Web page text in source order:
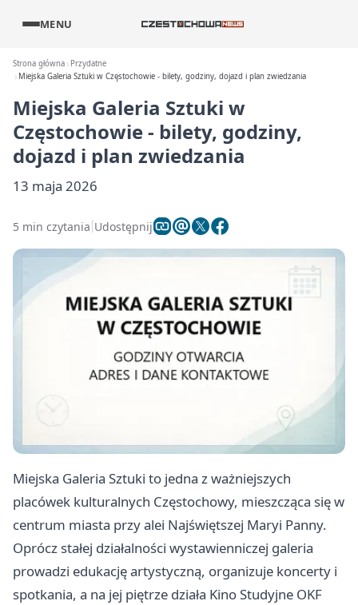
MENU
Strona główna
Przydatne
Miejska Galeria Sztuki w Częstochowie - bilety, godziny, dojazd i plan zwiedzania
Miejska Galeria Sztuki w
Częstochowie - bilety, godziny,
dojazd i plan zwiedzania
13 maja 2026
5 min czytania Udostępnij
Miejska Galeria Sztuki to jedna z ważniejszych
placówek kulturalnych Częstochowy, mieszcząca się w
centrum miasta przy alei Najświętszej Maryi Panny.
Oprócz stałej działalności wystawienniczej galeria
prowadzi edukację artystyczną, organizuje koncerty i
spotkania, a na jej piętrze działa Kino Studyjne OKF